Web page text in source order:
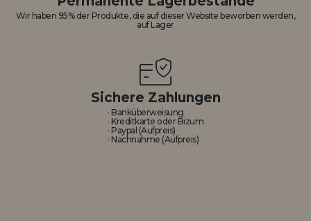
Los gehts! Wir haben auf dich gewartet.
Wir haben 95% der Produkte, die auf dieser Website beworben werden,
auf Lager
Sichere Zahlungen
· Banküberweisung
· Kreditkarte oder Bizum
· Paypal (Aufpreis)
· Nachnahme (Aufpreis)